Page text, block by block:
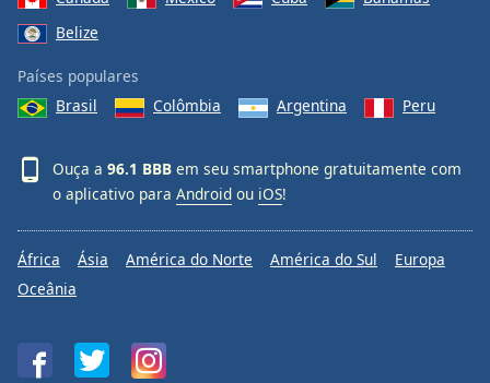
Belize
Países populares
Brasil
Colômbia Argentina Peru
Ouça a 96.1 BBB em seu smartphone gratuitamente com
o aplicativo para Android ou iOS!
África Ásia América do Norte América do Sul
Europa
Oceânia